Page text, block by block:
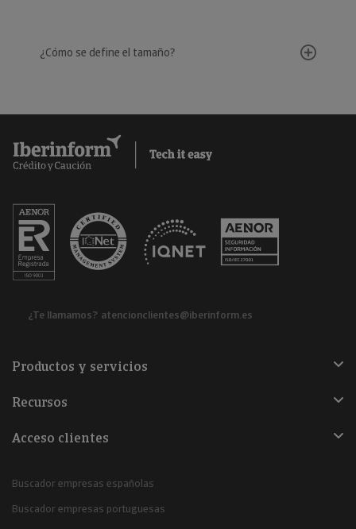
¿Cómo se define el tamaño?
¿Te llamamos? atencionclientes@iberinform.es
Productos y servicios
Recursos
Acceso clientes
Buscador empresas españolas
Buscador empresas portuguesas